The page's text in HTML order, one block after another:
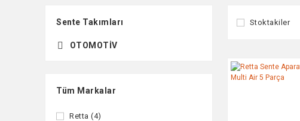
Sente Takımları
OTOMOTIV
Tüm Markalar
Retta (4)
Stoktakiler